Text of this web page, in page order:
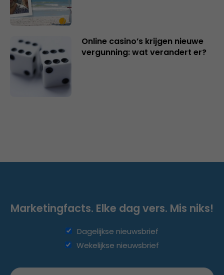
Online casino’s krijgen nieuwe
vergunning: wat verandert er?
Marketingfacts. Elke dag vers. Mis niks!
Dagelijkse nieuwsbrief
Wekelijkse nieuwsbrief